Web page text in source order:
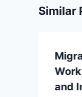
Similar
and